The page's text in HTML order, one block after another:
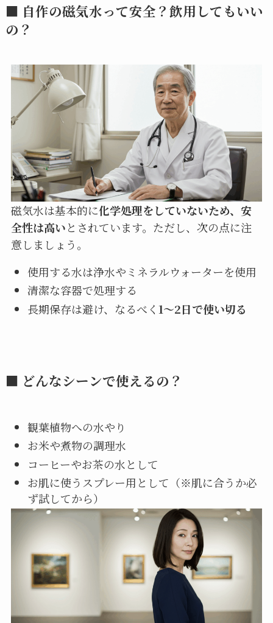
■ 自作の磁気水って安全？飲用してもいい
の？
磁気水は基本的に化学処理をしていないため、安
全性は高いとされています。ただし、次の点に注
意しましょう。
使用する水は浄水やミネラルウォーターを使用
清潔な容器で処理する
長期保存は避け、なるべく 1〜2日で使い切る
■ どんなシーンで使えるの？
観葉植物への水やり
お米や煮物の調理水
コーヒーやお茶の水として
お肌に使うスプレー用として（※肌に合うか必
ず試してから）